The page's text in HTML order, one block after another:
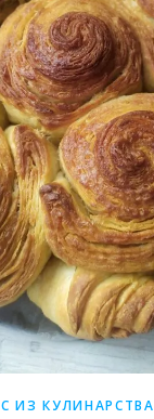
ИЗ КУЛИНАРСТВА